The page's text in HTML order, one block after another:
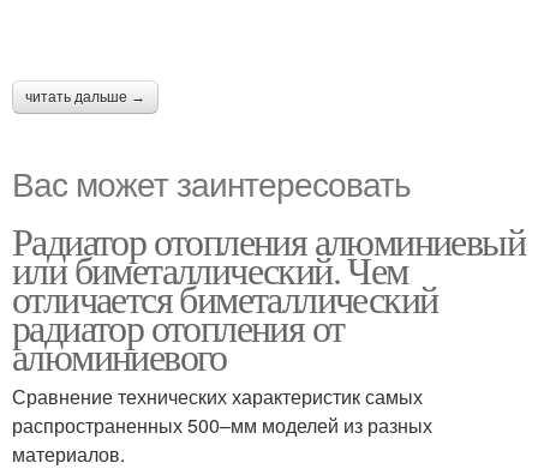
читать дальше →
Вас может заинтересовать
Радиатор отопления алюминиевый
или биметаллический. Чем
отличается биметаллический
радиатор отопления от
алюминиевого
Сравнение технических характеристик самых
распространенных 500–мм моделей из разных
материалов.